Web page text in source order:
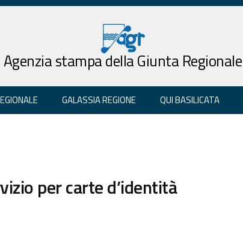
Agenzia stampa della Giunta Regionale
GALASSIA REGIONE QUI BASILICATA
per carte d’identità